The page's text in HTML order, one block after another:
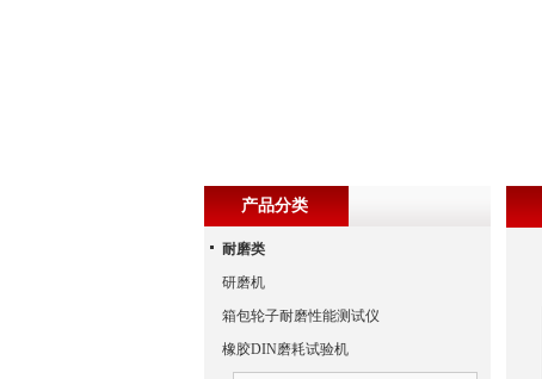
产品分类
耐磨类
研磨机
箱包轮子耐磨性能测试仪
橡胶DIN磨耗试验机